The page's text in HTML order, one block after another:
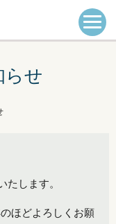
らせ
します。
ほどよろしくお願